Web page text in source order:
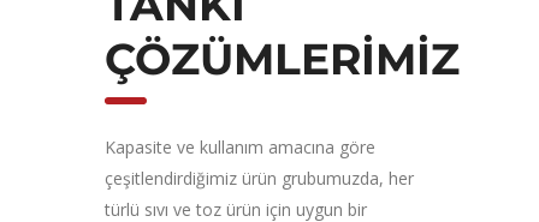
ÇÖZÜMLERIMIZ
Kapasite ve kullanım amacına göre
çeşitlendirdiğimiz ürün grubumuzda, her
türlü sıvı ve toz ürün için uygun bir